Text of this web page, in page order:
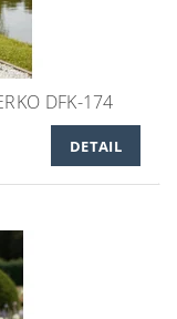
DFK-174
DETAIL